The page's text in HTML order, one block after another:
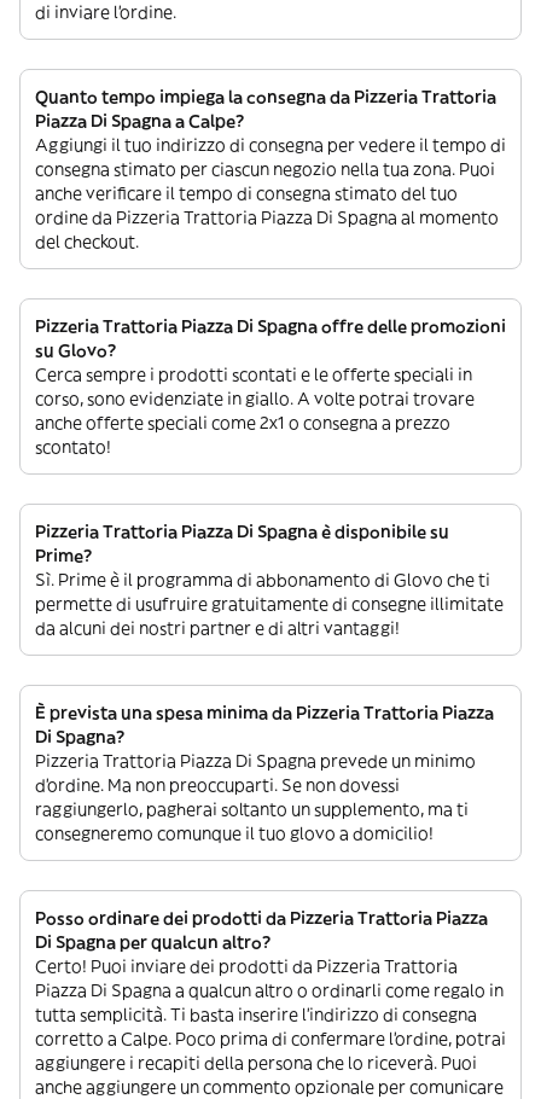
di inviare l’ordine.
Quanto tempo impiega la consegna da Pizzeria Trattoria
Piazza Di Spagna a Calpe?
Aggiungi il tuo indirizzo di consegna per vedere il tempo di
consegna stimato per ciascun negozio nella tua zona. Puoi
anche verificare il tempo di consegna stimato del tuo
ordine da Pizzeria Trattoria Piazza Di Spagna al momento
del checkout.
Pizzeria Trattoria Piazza Di Spagna offre delle promozioni
su Glovo?
Cerca sempre i prodotti scontati e le offerte speciali in
corso, sono evidenziate in giallo. A volte potrai trovare
anche offerte speciali come 2x1 o consegna a prezzo
scontato!
Pizzeria Trattoria Piazza Di Spagna è disponibile su
Prime?
Sì. Prime è il programma di abbonamento di Glovo che ti
permette di usufruire gratuitamente di consegne illimitate
da alcuni dei nostri partner e di altri vantaggi!
È prevista una spesa minima da Pizzeria Trattoria Piazza
Di Spagna?
Pizzeria Trattoria Piazza Di Spagna prevede un minimo
d’ordine. Ma non preoccuparti. Se non dovessi
raggiungerlo, pagherai soltanto un supplemento, ma ti
consegneremo comunque il tuo glovo a domicilio!
Posso ordinare dei prodotti da Pizzeria Trattoria Piazza
Di Spagna per qualcun altro?
Certo! Puoi inviare dei prodotti da Pizzeria Trattoria
Piazza Di Spagna a qualcun altro o ordinarli come regalo in
tutta semplicità. Ti basta inserire l’indirizzo di consegna
corretto a Calpe. Poco prima di confermare l’ordine, potrai
aggiungere i recapiti della persona che lo riceverà. Puoi
anche aggiungere un commento opzionale per comunicare